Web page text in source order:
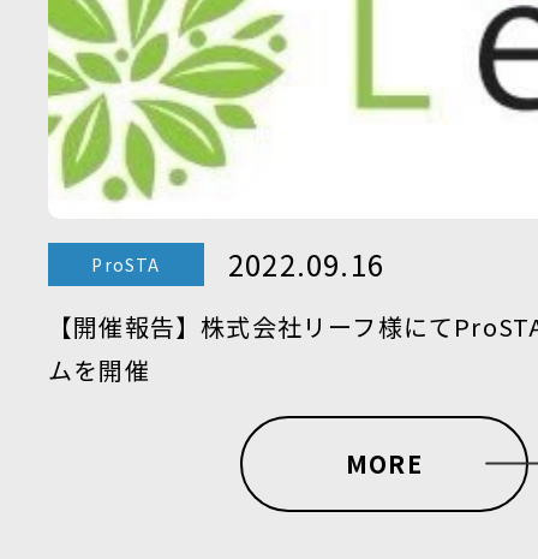
ProSTA 2022.09.16
【開催報告】株式会社リーフ様にて
ムを開催
MORE